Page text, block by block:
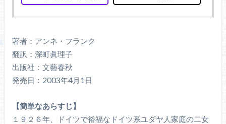
著者：アンネ・フランク
翻訳：深町眞理子
出版社：文藝春秋
発売日：2003年4月1日
【簡単なあらすじ】
１９２６年、ドイツで裕福なドイツ系ユダヤ人家庭の二女